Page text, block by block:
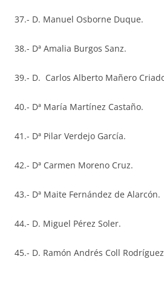
37.- D. Manuel Osborne Duque.
38.- Dª Amalia Burgos Sanz.
39.- D. Carlos Alberto Mañero
40.- Dª María Martínez Castaño.
41.- Dª Pilar Verdejo García.
42.- Dª Carmen Moreno Cruz.
43.- Dª Maite Fernández de Alarcón.
44.- D. Miguel Pérez Soler.
45.- D. Ramón Andrés Coll